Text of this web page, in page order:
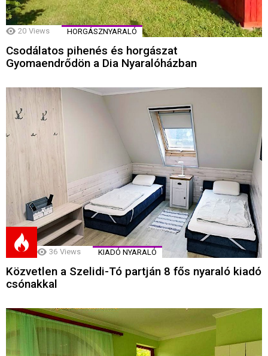
20 Views HORGÁSZNYARALÓ
Csodálatos pihenés és horgászat
Gyomaendrődön a Dia Nyaralóházban
36 Views KIADÓ NYARALÓ
Közvetlen a Szelidi-Tó partján 8 fős nyaraló kiadó
csónakkal